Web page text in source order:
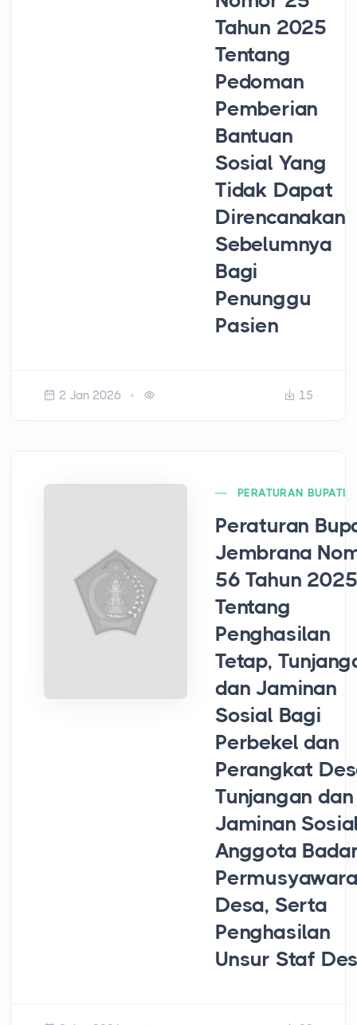
Tahun 2025
Tentang
Pedoman
Pemberian
Bantuan
Sosial Yang
Tidak Dapat
Direncanakan
Sebelumnya
Bagi
Penunggu
Pasien
2 Jan 2026 15
PERATURAN BUPATI
Peraturan
Jembrana
56 Tahun 2025
Tentang
Penghasilan
Tetap,
dan Jaminan
Sosial Bagi
Perbekel dan
Perangkat
Tunjangan dan
Jaminan
Anggota
Desa, Serta
Penghasilan
Unsur Staf